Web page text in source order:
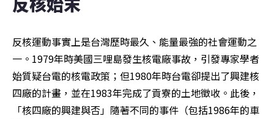
反核運動事實上是台灣歷時最久、能量最強的社會運動之
一。1979年時美國三哩島發生核電廠事故，引發專家學者
始質疑台電的核電政策；但1980年時台電卻提出了興建核
四廠的計畫，並在1983年完成了貢寮的土地徵收。此後，
「核四廠的興建與否」隨著不同的事件（包括1986年的車